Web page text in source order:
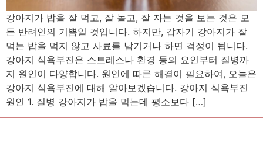
강아지가 밥을 잘 먹고, 잘 놀고, 잘 자는 것을 보는 것은 모
든 반려인의 기쁨일 것입니다. 하지만, 갑자기 강아지가 잘
먹는 밥을 먹지 않고 사료를 남기거나 하면 걱정이 됩니다.
강아지 식욕부진은 스트레스나 환경 등의 요인부터 질병까
지 원인이 다양합니다. 원인에 따른 해결이 필요하여, 오늘은
강아지 식욕부진에 대해 알아보겠습니다. 강아지 식욕부진
원인 1. 질병 강아지가 밥을 먹는데 평소보다 […]